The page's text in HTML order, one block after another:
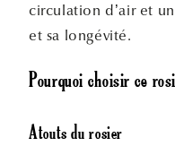
circulation d’air et
et sa longévité.
Pourquoi choisir ce
Atouts du rosier